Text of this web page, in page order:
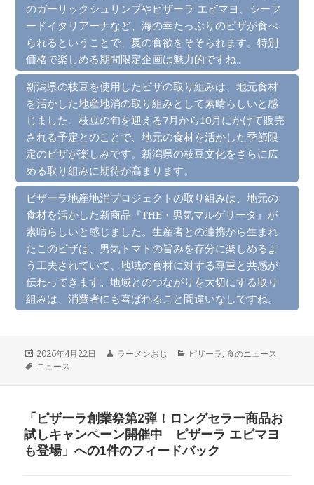
のガーリックシュリンプやピザーラ エビマヨ、シーフ
ードイタリアーナなど、海の幸たっぷりのピザが食べ
られるということで、夏の食欲をそそられます。特別
価格で楽しめる期間限定企画は魅力的ですね。
新潟県の枝豆を使用したピザの取り組みは、地元食材
を活かした地産地消の取り組みとして素晴らしいと感
じました。枝豆の旬を迎える7月から10月にかけて販売
される予定とのことで、地元の食材を活かした季節限
定のピザが楽しみです。新潟県の枝豆文化をさらに広
める取り組みに期待が高まります。
ピザーラ地産地消プロジェクトの取り組みは、地元の
食材を活かした新商品『THE・男気マルゲリータ』が
素晴らしいと感じました。生産者との連携から生まれ
たこのピザは、男気トマトの旨みを存分に楽しめるよ
う工夫されていて、地域の食材に対する尊重と共感が
伝わってきます。地域とのつながりを大切にする取り
組みは、消費者にも喜ばれること間違いなしですね。
投
稿
2026年4月22日
作
ラーメンおじ
カ
ピザーラ,食のニュース
タ
ニュース
「ピザーラ創業祭第2弾！ロングセラー商品お
試しキャンペーン開催中 ピザーラ エビマヨ
も登場」への1件のフィードバック